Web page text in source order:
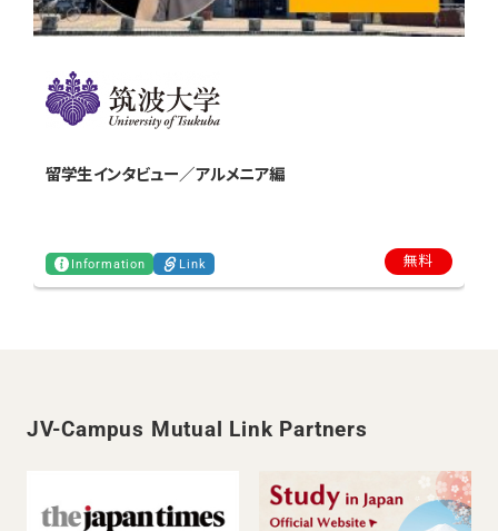
留学生インタビュー／アルメニア編
Information Link 無料
JV-Campus Mutual Link Partners